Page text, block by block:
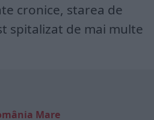
cronice, starea de
spitalizat de mai multe
Mare